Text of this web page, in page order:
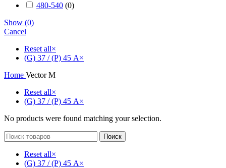
480-540 (0)
Show (0)
Cancel
Reset all×
(G) 37 / (P) 45 А×
Home Vector M
Reset all×
(G) 37 / (P) 45 А×
No products were found matching your selection.
Поиск
Reset all×
(G) 37 / (P) 45 А×